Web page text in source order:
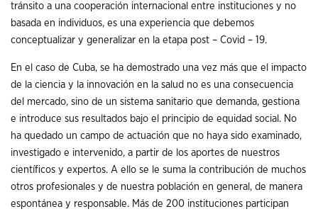
tránsito a una cooperación internacional entre instituciones y no
basada en individuos, es una experiencia que debemos
conceptualizar y generalizar en la etapa post – Covid – 19.
En el caso de Cuba, se ha demostrado una vez más que el impacto
de la ciencia y la innovación en la salud no es una consecuencia
del mercado, sino de un sistema sanitario que demanda, gestiona
e introduce sus resultados bajo el principio de equidad social. No
ha quedado un campo de actuación que no haya sido examinado,
investigado e intervenido, a partir de los aportes de nuestros
científicos y expertos. A ello se le suma la contribución de muchos
otros profesionales y de nuestra población en general, de manera
espontánea y responsable. Más de 200 instituciones participan